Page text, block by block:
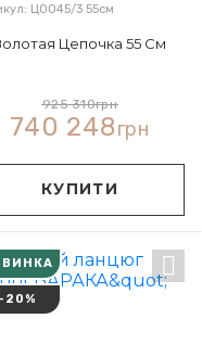
Ц0045/3 55см
Цепочка 55 См
925 310грн
740 248грн
КУПИТИ
-20%